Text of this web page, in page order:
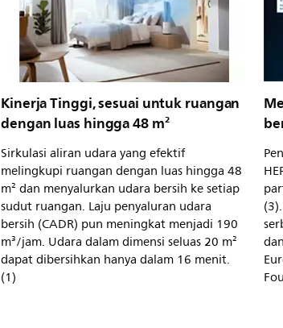
Kinerja Tinggi, sesuai untuk ruangan
dengan luas hingga 48 m²
Sirkulasi aliran udara yang efektif
melingkupi ruangan dengan luas hingga 48
m² dan menyalurkan udara bersih ke setiap
sudut ruangan. Laju penyaluran udara
bersih (CADR) pun meningkat menjadi 190
m³/jam. Udara dalam dimensi seluas 20 m²
dapat dibersihkan hanya dalam 16 menit.
(1)